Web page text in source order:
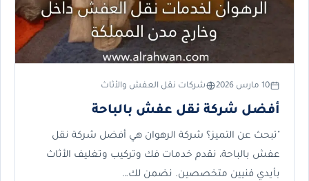
10 مارس 2026 شركات نقل العفش والأثاث
أفضل شركة نقل عفش بالباحة
"تبحث عن التميز؟ شركة الرهوان هي أفضل شركة نقل
عفش بالباحة، نقدم خدمات فك وتركيب وتغليف الأثاث
بأيدي فنيين متخصصين. نضمن لك…